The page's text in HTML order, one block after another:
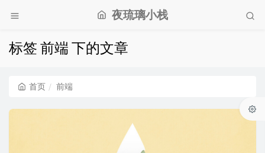
夜琉璃小栈
标签 前端 下的文章
首页 前端